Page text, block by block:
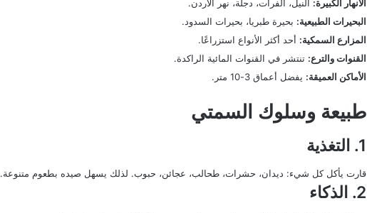
الأنهار الكبيرة: النيل، الفرات، دجلة، نهر الأردن.
البحيرات الطبيعية: بحيرة طبريا، بحيرات السدود.
المزارع السمكية: أحد أكثر الأنواع استزراعًا.
القنوات والترع: تنتشر في القنوات المائية الراكدة.
الأماكن العميقة: يفضل أعماق 3-10 متر.
طبيعة وسلوك السمتي
1. التغذية
قارت يأكل كل شيء: ديدان، حشرات، طحالب، عجائن، حبوب. لذلك يسهل صيده بطعوم متنوعة.
2. الذكاء